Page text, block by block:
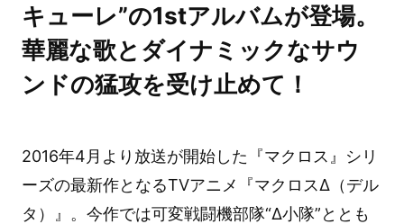
キューレ”の1stアルバムが登場。
華麗な歌とダイナミックなサウ
ンドの猛攻を受け止めて！
2016年4月より放送が開始した『マクロス』シリ
ーズの最新作となるTVアニメ『マクロスΔ（デル
タ）』。今作では可変戦闘機部隊“Δ小隊”ととも